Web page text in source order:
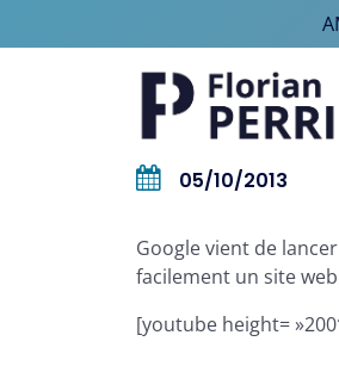
Navigation
05/10/2013
Google vient de
facilement un site
[youtube height=